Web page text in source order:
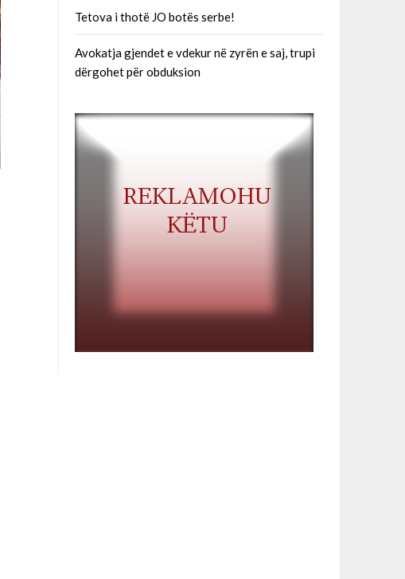
Tetova i thotë JO botës serbe!
Avokatja gjendet e vdekur në zyrën e saj, trupi
dërgohet për obduksion